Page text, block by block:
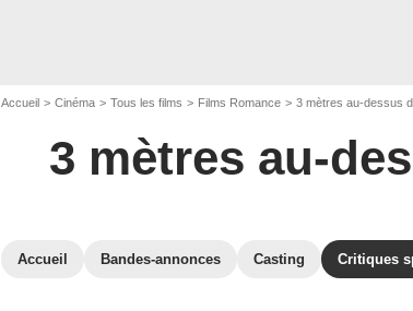
Accueil Cinéma Tous les films Films Romance 3 mètres au-dessus
3 mètres au-
Accueil Bandes-annonces Casting Critiques